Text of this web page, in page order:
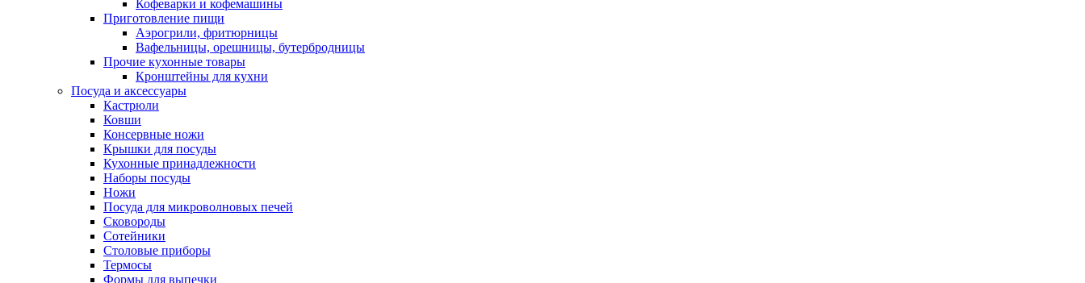
Кофеварки и кофемашины
Приготовление пищи
Аэрогрили, фритюрницы
Вафельницы, орешницы, бутербродницы
Прочие кухонные товары
Кронштейны для кухни
Посуда и аксессуары
Кастрюли
Ковши
Консервные ножи
Крышки для посуды
Кухонные принадлежности
Наборы посуды
Ножи
Посуда для микроволновых печей
Сковороды
Сотейники
Столовые приборы
Термосы
Формы для выпечки